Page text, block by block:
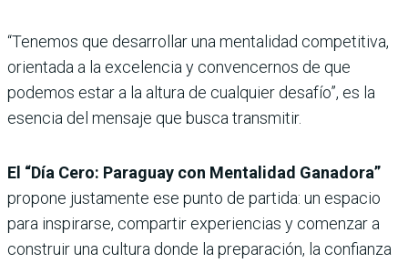
“Tenemos que desarrollar una mentalidad competitiva,
orientada a la excelencia y convencernos de que
podemos estar a la altura de cualquier desafío”, es la
esencia del mensaje que busca transmitir.
El “Día Cero: Paraguay con Mentalidad Ganadora”
propone justamente ese punto de partida: un espacio
para inspirarse, compartir experiencias y comenzar a
construir una cultura donde la preparación, la confianza